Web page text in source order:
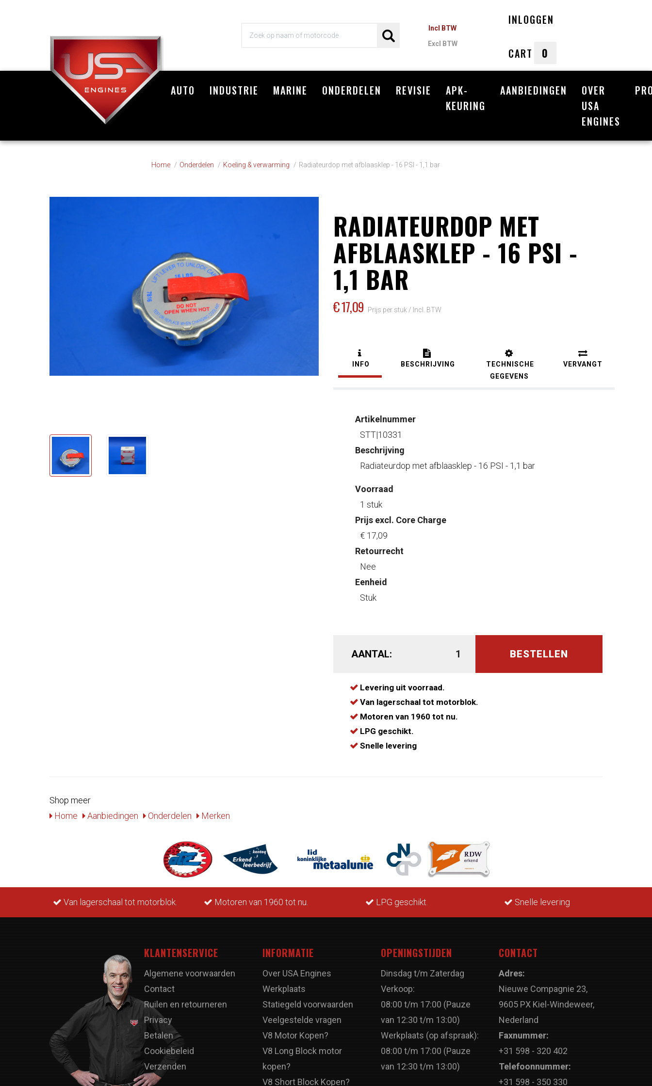
Incl BTW
Excl BTW
INLOGGEN
CART 0
Winkelwagen
AUTO INDUSTRIE MARINE ONDERDELEN REVISIE
APK-
KEURING
AANBIEDINGEN
OVER
USA
ENGINES
Home Onderdelen Koeling & verwarming Radiateurdop met afblaasklep - 16 PSI - 1,1 bar
RADIATEURDOP MET
AFBLAASKLEP - 16 PSI -
1,1 BAR
€ 17,09 Prijs per stuk / Incl. BTW
INFO BESCHRIJVING
TECHNISCHE
GEGEVENS
VERVANGT
Artikelnummer
STT|10331
Beschrijving
Radiateurdop met afblaasklep - 16 PSI - 1,1 bar
Voorraad
1 stuk
Prijs excl. Core Charge
€ 17,09
Retourrecht
Nee
Eenheid
Stuk
AANTAL: BESTELLEN
Levering uit voorraad.
Van lagerschaal tot motorblok.
Motoren van 1960 tot nu.
LPG geschikt.
Snelle levering
Shop meer
Home
Aanbiedingen Onderdelen Merken
Van lagerschaal tot motorblok. Motoren van 1960 tot nu. LPG geschikt. Snelle levering
KLANTENSERVICE
Algemene voorwaarden
Contact
Ruilen en retourneren
Privacy
Betalen
Cookiebeleid
Verzenden
INFORMATIE
Over USA Engines
Werkplaats
Statiegeld voorwaarden
Veelgestelde vragen
V8 Motor Kopen?
V8 Long Block motor
kopen?
V8 Short Block Kopen?
OPENINGSTIJDEN
Dinsdag t/m Zaterdag
Verkoop:
08:00 t/m 17:00 (Pauze
van 12:30 t/m 13:00)
Werkplaats (op afspraak):
08:00 t/m 17:00 (Pauze
van 12:30 t/m 13:00)
CONTACT
Adres:
Nieuwe Compagnie 23,
9605 PX Kiel-Windeweer,
Nederland
Faxnummer:
+31 598 - 320 402
Telefoonnummer:
+31 598 - 350 330